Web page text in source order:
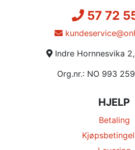
57 72
Indre Hornnesvika
Org.nr.: NO 993
HJELP
Betaling